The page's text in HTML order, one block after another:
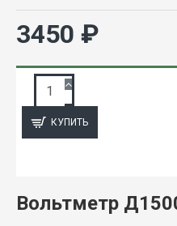
3450 ₽
КУПИТЬ
Вольтметр